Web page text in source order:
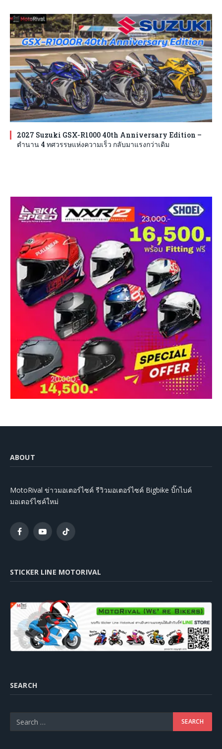
2027 Suzuki GSX-R1000 40th Anniversary Edition –
ตำนาน 4 ทศวรรษแห่งความเร็ว กลับมาแรงกว่าเดิม
ABOUT
MotoRival ข่าวมอเตอร์ไซค์ รีวิวมอเตอร์ไซค์ Bigbike บิ๊กไบค์
มอเตอร์ไซค์ใหม่
FacebookYouTubeTikTok
STICKER LINE MOTORIVAL
SEARCH